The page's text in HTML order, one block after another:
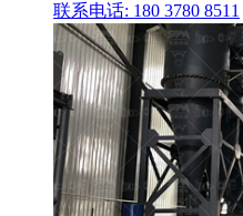
联系电话: 180 3780 8511